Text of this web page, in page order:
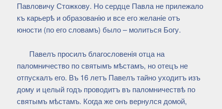
Павловичу Стожкову. Но сердце Павла не прилежало
къ карьерѣ и образованiю и все его желанiе отъ
юности (по его словамъ) было – молиться Богу.
Павелъ просилъ благословенiя отца на
паломничество по святымъ мѣстамъ, но отецъ не
отпускалъ его. Въ 16 летъ Павелъ тайно уходитъ изъ
дому и целый годъ проводитъ въ паломничествѣ по
святымъ мѣстамъ. Когда же онъ вернулся домой,